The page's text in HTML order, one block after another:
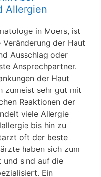
Allergien
in Moers, ist
der Haut
Ausschlag oder
Ansprechpartner.
der Haut
zumeist sehr gut mit
Reaktionen der
viele Allergie
bis hin zu
oft der beste
haben sich zum
und sind auf die
Ein